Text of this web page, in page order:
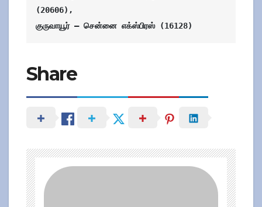
(20606),
குருவாயூர் – சென்னை எக்ஸ்பிரஸ் (16128)
Share